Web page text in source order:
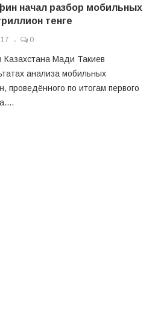
начал разбор мобильных
тенге
17 0
Мади Такиев
анализа мобильных
проведённого по итогам первого